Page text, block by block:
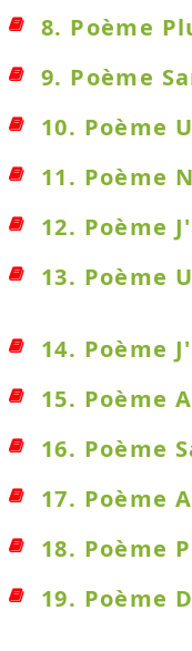
8. Poème
9. Poème
10. Poème
11. Poème
12. Poème
13. Poème
14. Poème
15. Poème
16. Poème
17. Poème
18. Poème
19. Poème